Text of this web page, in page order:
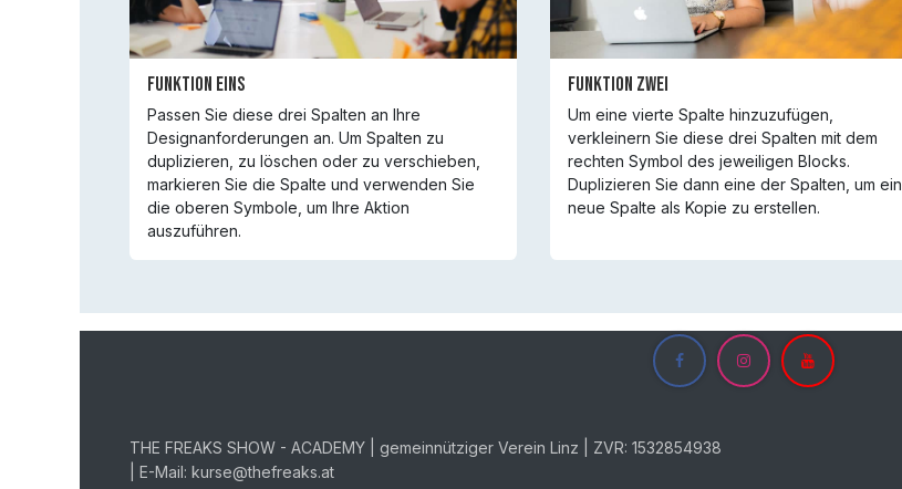
Funktion Eins
Passen Sie diese drei Spalten an Ihre
Designanforderungen an. Um Spalten zu
duplizieren, zu löschen oder zu verschieben,
markieren Sie die Spalte und verwenden Sie
die oberen Symbole, um Ihre Aktion
auszuführen.
Funktion Zwei
Um eine vierte Spalte hinzuzufügen,
verkleinern Sie diese drei Spalten mit dem
rechten Symbol des jeweiligen Blocks.
Duplizieren Sie dann eine der Spalten, um
neue Spalte als Kopie zu erstellen.
THE FREAKS SHOW - ACADEMY | gemeinnütziger Verein Linz | ZVR: 1532854938
| E-Mail: kurse@thefreaks.at